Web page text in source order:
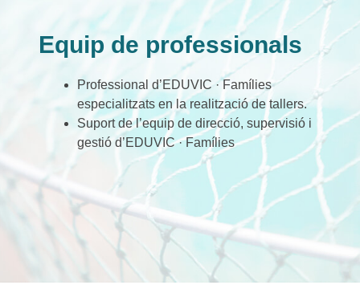
Equip de professionals
Professional d’EDUVIC · Famílies
especialitzats en la realització de tallers.
Suport de l’equip de direcció, supervisió i
gestió d’EDUVIC · Famílies